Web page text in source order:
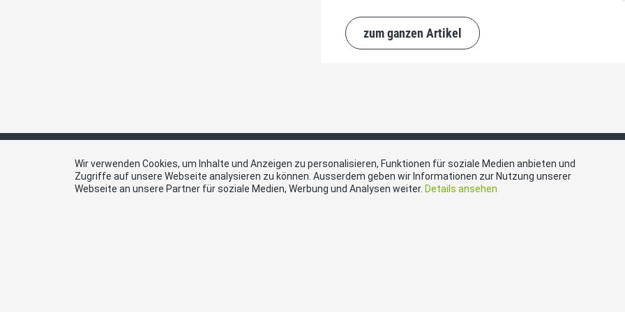
deswegen für diesen wichtigen Beitrag und
Schweiz ein.
zum ganzen Artikel
Wir verwenden Cookies, um Inhalte und Anzeigen zu personalisieren, Funktionen für soziale Medien anbieten und
Zugriffe auf unsere Webseite analysieren zu können. Ausserdem geben wir Informationen zur Nutzung unserer
Webseite an unsere Partner für soziale Medien, Werbung und Analysen weiter. Details ansehen